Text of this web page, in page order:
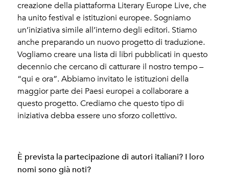
creazione della piattaforma Literary Europe Live, che
ha unito festival e istituzioni europee. Sogniamo
un’iniziativa simile all’interno degli editori. Stiamo
anche preparando un nuovo progetto di traduzione.
Vogliamo creare una lista di libri pubblicati in questo
decennio che cercano di catturare il nostro tempo –
“qui e ora”. Abbiamo invitato le istituzioni della
maggior parte dei Paesi europei a collaborare a
questo progetto. Crediamo che questo tipo di
iniziativa debba essere uno sforzo collettivo.
È prevista la partecipazione di autori italiani? I loro
nomi sono già noti?